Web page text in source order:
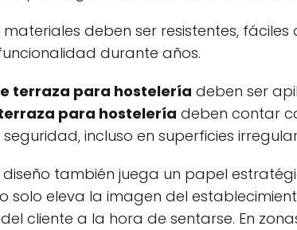
materiales deben ser resistentes,
durante años.
terraza para hostelería deben ser
para hostelería deben contar
incluso en superficies
diseño también juega un papel
solo eleva la imagen del
cliente a la hora de sentarse. En